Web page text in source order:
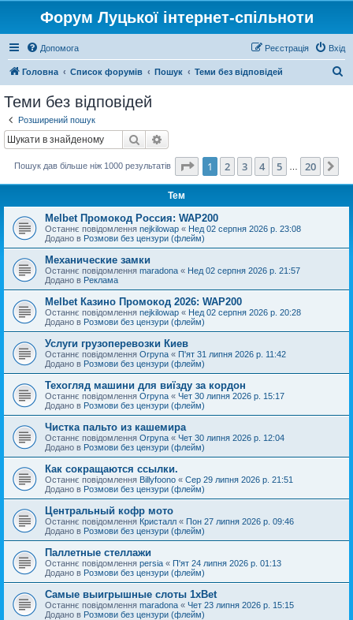
Форум Луцької інтернет-спільноти
Допомога Вхід
Реєстрація
Головна Список форумів Пошук Теми без відповідей
Теми без відповідей
Розширений пошук
Пошук
Пошук дав більше ніж 1000 результатів Сторінка 1 20
1 2 3 4 5 20
Тем
Melbet Промокод Россия: WAP200
Останнє повідомлення nejkilowap « Нед 02 серпня 2026 р. 23:08
Додано в Розмови без цензури (флейм)
Механические замки
Останнє повідомлення maradona « Нед 02 серпня 2026 р. 21:57
Додано в Реклама
Melbet Казино Промокод 2026: WAP200
Останнє повідомлення nejkilowap « Нед 02 серпня 2026 р. 20:28
Додано в Розмови без цензури (флейм)
Услуги грузоперевозки Киев
Останнє повідомлення Orpyna « П'ят 31 липня 2026 р. 11:42
Додано в Розмови без цензури (флейм)
Техогляд машини для виїзду за кордон
Останнє повідомлення Orpyna « Чет 30 липня 2026 р. 15:17
Додано в Розмови без цензури (флейм)
Чистка пальто из кашемира
Останнє повідомлення Orpyna « Чет 30 липня 2026 р. 12:04
Додано в Розмови без цензури (флейм)
Как сокращаются ссылки.
Останнє повідомлення Billyfoono « Сер 29 липня 2026 р. 21:51
Додано в Розмови без цензури (флейм)
Центральный кофр мото
Останнє повідомлення Кристалл « Пон 27 липня 2026 р. 09:46
Додано в Розмови без цензури (флейм)
Паллетные стеллажи
Останнє повідомлення persia « П'ят 24 липня 2026 р. 01:13
Додано в Розмови без цензури (флейм)
Самые выигрышные слоты 1xBet
Останнє повідомлення maradona « Чет 23 липня 2026 р. 15:15
Додано в Розмови без цензури (флейм)